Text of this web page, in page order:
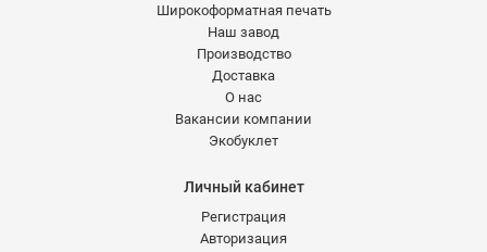
Широкоформатная печать
Наш завод
Производство
Доставка
О нас
Вакансии компании
Экобуклет
Личный кабинет
Регистрация
Авторизация